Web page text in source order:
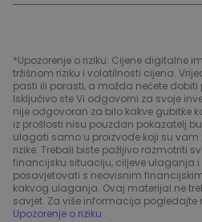
*Upozorenje o riziku: Cijene digitalne
tržišnom riziku i volatilnosti cijena.
pasti ili porasti, a možda nećete
Isključivo ste Vi odgovorni za svoje
nije odgovoran za bilo kakve gubitke
iz prošlosti nisu pouzdan pokazatelj
ulagati samo u proizvode koji su vam
rizike. Trebali biste pažljivo razmotriti
financijsku situaciju, ciljeve ulaganja i
posavjetovati s neovisnim
kakvog ulaganja. Ovaj materijal ne
savjet. Za više informacija pogledajte
Upozorenje o riziku .